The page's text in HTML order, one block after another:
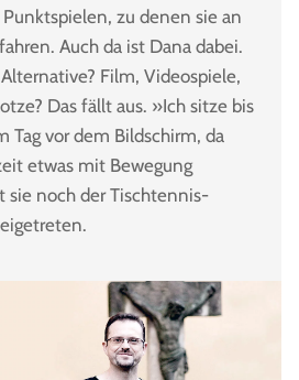
zu denen sie an
Auch da ist Dana dabei.
Film, Videospiele,
Das fällt aus. »Ich sitze bis
Tag vor dem Bildschirm, da
etwas mit Bewegung
sie noch der Tischtennis-